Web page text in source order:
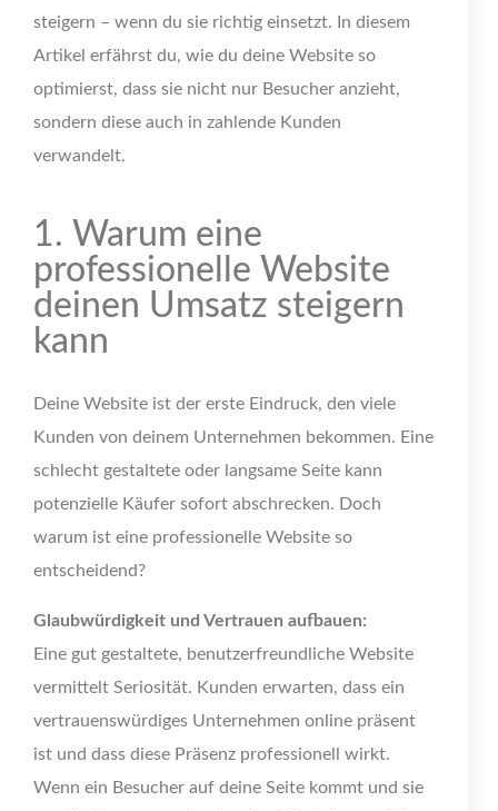
steigern – wenn du sie richtig einsetzt. In diesem
Artikel erfährst du, wie du deine Website so
optimierst, dass sie nicht nur Besucher anzieht,
sondern diese auch in zahlende Kunden
verwandelt.
1. Warum eine
professionelle Website
deinen Umsatz steigern
kann
Deine Website ist der erste Eindruck, den viele
Kunden von deinem Unternehmen bekommen. Eine
schlecht gestaltete oder langsame Seite kann
potenzielle Käufer sofort abschrecken. Doch
warum ist eine professionelle Website so
entscheidend?
Glaubwürdigkeit und Vertrauen aufbauen:
Eine gut gestaltete, benutzerfreundliche Website
vermittelt Seriosität. Kunden erwarten, dass ein
vertrauenswürdiges Unternehmen online präsent
ist und dass diese Präsenz professionell wirkt.
Wenn ein Besucher auf deine Seite kommt und sie